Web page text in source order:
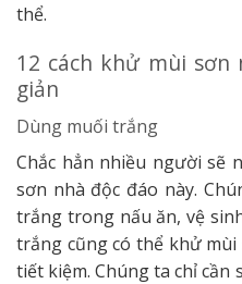
thể.
12 cách khử mùi
giản
Dùng muối trắng
Chắc hẳn nhiều người sẽ
sơn nhà độc đáo này.
trắng trong nấu ăn, vệ
trắng cũng có thể khử
tiết kiệm. Chúng ta chỉ